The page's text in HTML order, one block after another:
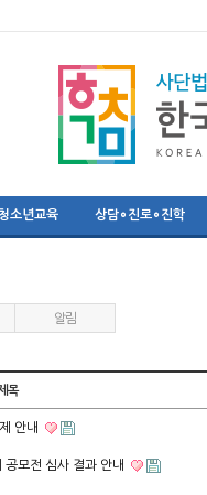
소년교육 상담∘진로∘진학
알림
목
안내
모전 심사 결과 안내